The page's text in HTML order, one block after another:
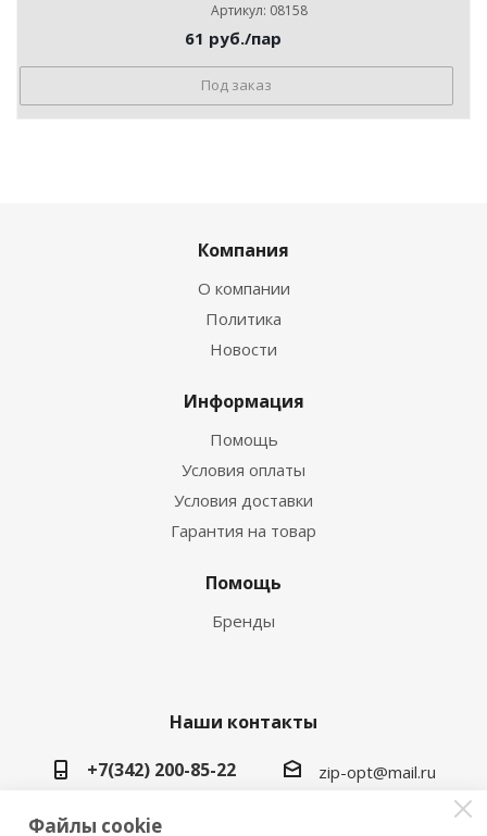
Артикул: 08158
61 руб./пар
Под заказ
Компания
О компании
Политика
Новости
Информация
Помощь
Условия оплаты
Условия доставки
Гарантия на товар
Помощь
Бренды
Наши контакты
+7(342) 200-85-22
zip-opt@mail.ru
г. Пермь, ул. Васильева, 5в
Файлы cookie